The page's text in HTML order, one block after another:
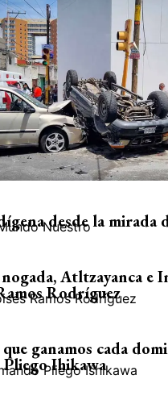
desde la mirada
Nuestro
Atltzayanca e
Rodríguez
Ramos Rodríguez
ganamos cada
Ihikawa
Pliego Ishikawa